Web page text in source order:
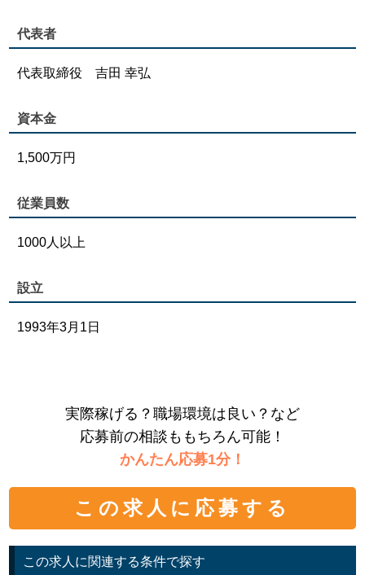
代表者
代表取締役 吉田 幸弘
資本金
1,500万円
従業員数
1000人以上
設立
1993年3月1日
実際稼げる？職場環境は良い？など
応募前の相談ももちろん可能！
かんたん応募1分！
この求人に応募する
この求人に関連する条件で探す